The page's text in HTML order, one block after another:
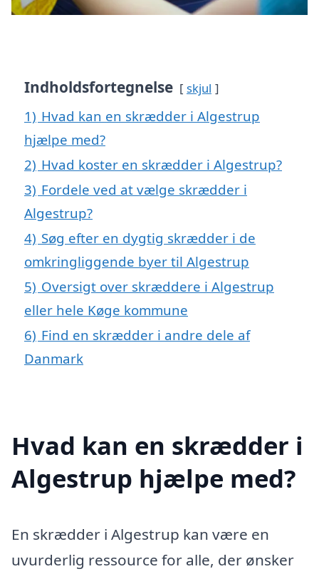
Indholdsfortegnelse skjul
1) Hvad kan en skrædder i Algestrup
hjælpe med?
2) Hvad koster en skrædder i Algestrup?
3) Fordele ved at vælge skrædder i
Algestrup?
4) Søg efter en dygtig skrædder i de
omkringliggende byer til Algestrup
5) Oversigt over skræddere i Algestrup
eller hele Køge kommune
6) Find en skrædder i andre dele af
Danmark
Hvad kan en skrædder i
Algestrup hjælpe med?
En skrædder i Algestrup kan være en
uvurderlig ressource for alle, der ønsker